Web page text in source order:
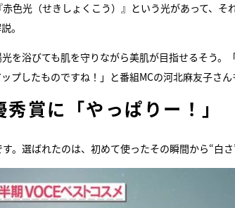
色光（せきしょくこう）』という光があって、
。
を浴びても肌を守りながら美肌が目指せるそう
プしたものですね！」と番組MCの河北麻友子さん
賞に「やっぱりー！」
。選ばれたのは、初めて使ったその瞬間から“白